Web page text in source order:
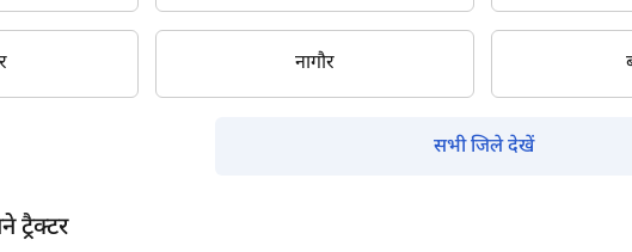
नागौर
सभी जिले देखें
ट्रैक्टर
By registering here, I agree to TVS Credit ServicesTerms
Privacy Policy.
I authorize TVS Credit Services to share
Third Parties for purposes outlined in Privacy Policy.
सबमिट